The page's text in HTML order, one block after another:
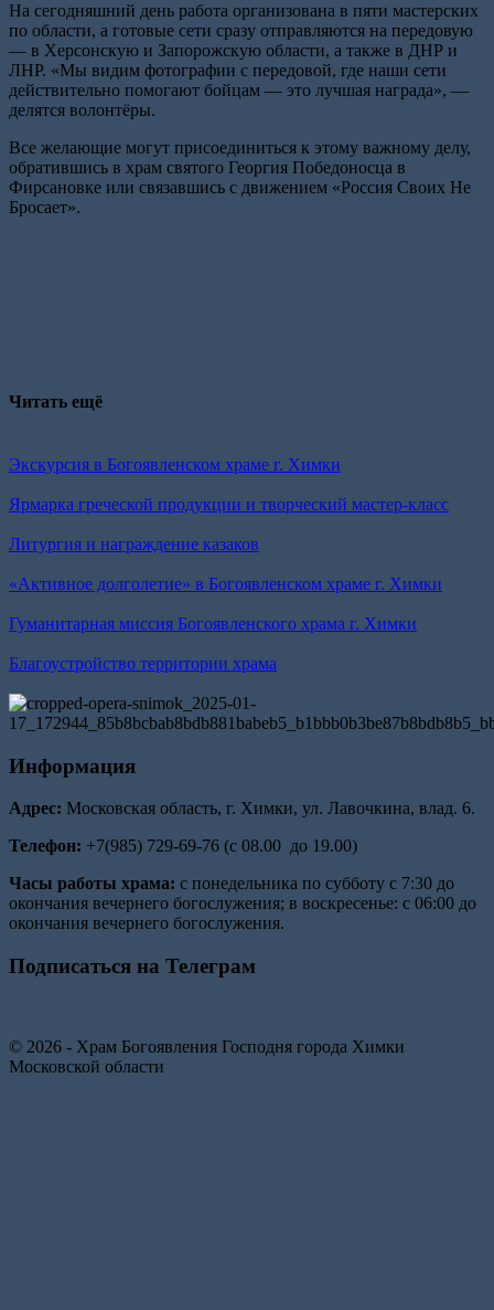
На сегодняшний день работа организована в пяти мастерских
по области, а готовые сети сразу отправляются на передовую
— в Херсонскую и Запорожскую области, а также в ДНР и
ЛНР. «Мы видим фотографии с передовой, где наши сети
действительно помогают бойцам — это лучшая награда», —
делятся волонтёры.
Все желающие могут присоединиться к этому важному делу,
обратившись в храм святого Георгия Победоносца в
Фирсановке или связавшись с движением «Россия Своих Не
Бросает».
Читать ещё
Экскурсия в Богоявленском храме г. Химки
Ярмарка греческой продукции и творческий мастер-класс
Литургия и награждение казаков
«Активное долголетие» в Богоявленском храме г. Химки
Гуманитарная миссия Богоявленского храма г. Химки
Благоустройство территории храма
Информация
Адрес: Московская область, г. Химки, ул. Лавочкина, влад. 6.
Телефон: +7(985) 729-69-76 (с 08.00 до 19.00)
Часы работы храма: с понедельника по субботу с 7:30 до
окончания вечернего богослужения; в воскресенье: с 06:00 до
окончания вечернего богослужения.
Подписаться на Телеграм
© 2026 - Храм Богоявления Господня города Химки
Московской области